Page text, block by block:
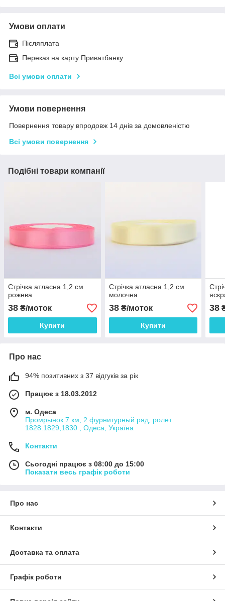
Умови оплати
Післяплата
Переказ на карту Приватбанку
Всі умови оплати
Умови повернення
Повернення товару впродовж 14 днів за домовленістю
Всі умови повернення
Подібні товари компанії
Стрічка атласна 1,2 см
рожева
38 ₴/моток
Купити
Стрічка атласна 1,2 см
молочна
38₴/моток
Купити
38
Про нас
94% позитивних з 37 відгуків за рік
Працює з 18.03.2012
м. Одеса
Промрынок 7 км, 2 фурнитурный ряд, ролет
1828.1829,1830 , Одеса, Україна
Контакти
Сьогодні працює з 08:00 до 15:00
Показати весь графік роботи
Про нас
Контакти
Доставка та оплата
Графік роботи